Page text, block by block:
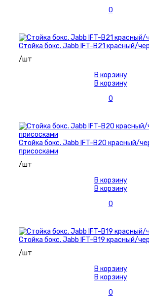
0
Стойка бокс. Jabb IFT-B21 красный/
/шт
В корзину
В корзину
0
Стойка бокс. Jabb IFT-B20 красный/
присосками
/шт
В корзину
В корзину
0
Стойка бокс. Jabb IFT-B19 красный/
/шт
В корзину
В корзину
0